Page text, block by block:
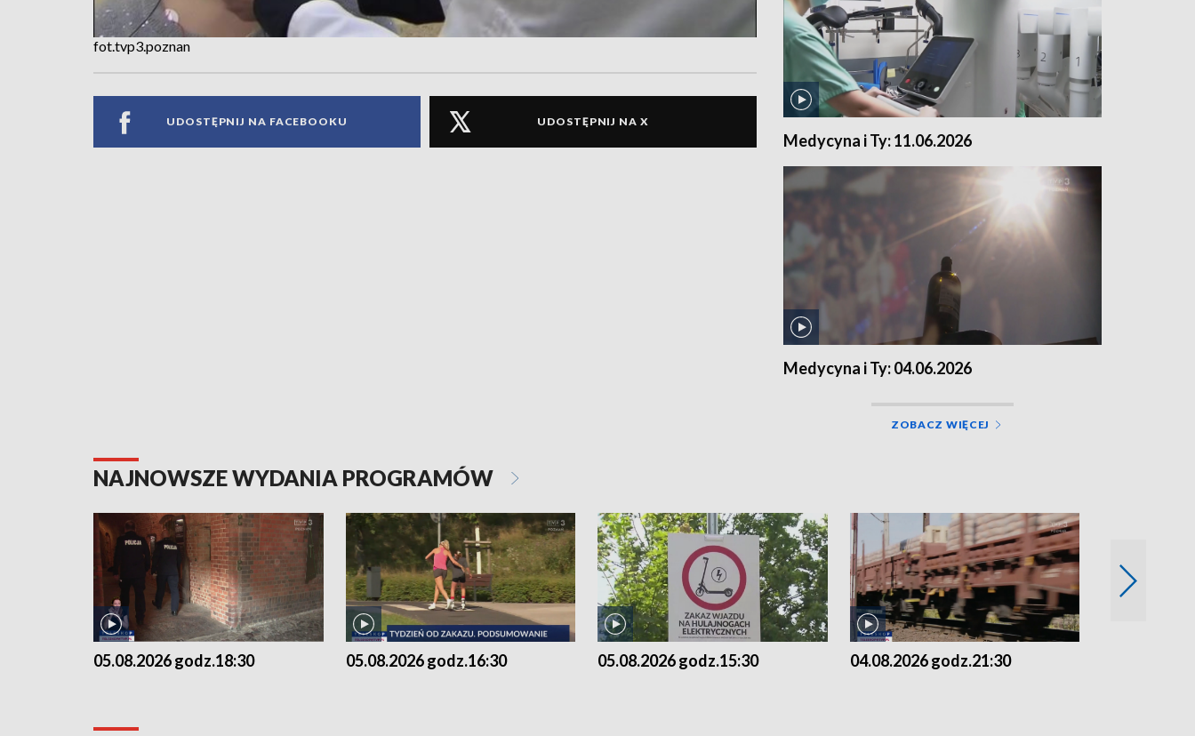
fot.tvp3.poznan
UDOSTĘPNIJ NA FACEBOOKU UDOSTĘPNIJ NA X
Medycyna i Ty: 11.06.2026
Medycyna i Ty: 04.06.2026
ZOBACZ WIĘCEJ
NAJNOWSZE WYDANIA PROGRAMÓW
05.08.2026 godz.18:30 05.08.2026 godz.16:30 05.08.2026 godz.15:30 04.08.2026 godz.21:30